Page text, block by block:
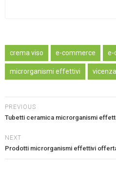
crema viso e-commerce e-
microrganismi effettivi vicenza
PREVIOUS
Tubetti ceramica microrganismi
NEXT
Prodotti microrganismi effettivi